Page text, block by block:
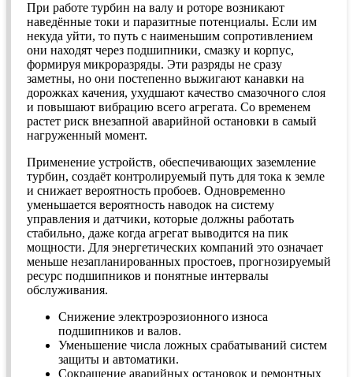
При работе турбин на валу и роторе возникают
наведённые токи и паразитные потенциалы. Если им
некуда уйти, то путь с наименьшим сопротивлением
они находят через подшипники, смазку и корпус,
формируя микроразряды. Эти разряды не сразу
заметны, но они постепенно выжигают канавки на
дорожках качения, ухудшают качество смазочного слоя
и повышают вибрацию всего агрегата. Со временем
растет риск внезапной аварийной остановки в самый
нагруженный момент.
Применение устройств, обеспечивающих заземление
турбин, создаёт контролируемый путь для тока к земле
и снижает вероятность пробоев. Одновременно
уменьшается вероятность наводок на систему
управления и датчики, которые должны работать
стабильно, даже когда агрегат выводится на пик
мощности. Для энергетических компаний это означает
меньше незапланированных простоев, прогнозируемый
ресурс подшипников и понятные интервалы
обслуживания.
Снижение электроэрозионного износа
подшипников и валов.
Уменьшение числа ложных срабатываний систем
защиты и автоматики.
Сокращение аварийных остановок и ремонтных